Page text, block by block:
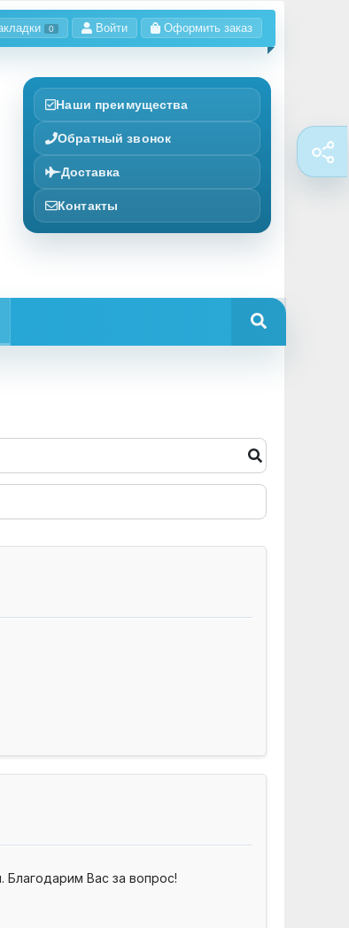
0 Войти Оформить заказ
Наши преимущества
Обратный звонок
Доставка
Контакты
Благодарим Вас за вопрос!